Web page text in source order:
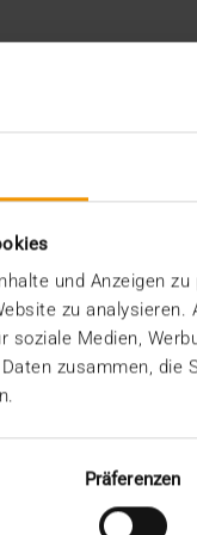
und Anzeigen
zu
soziale Medien,
zusammen, die
Präferenzen
und
Website.
bei